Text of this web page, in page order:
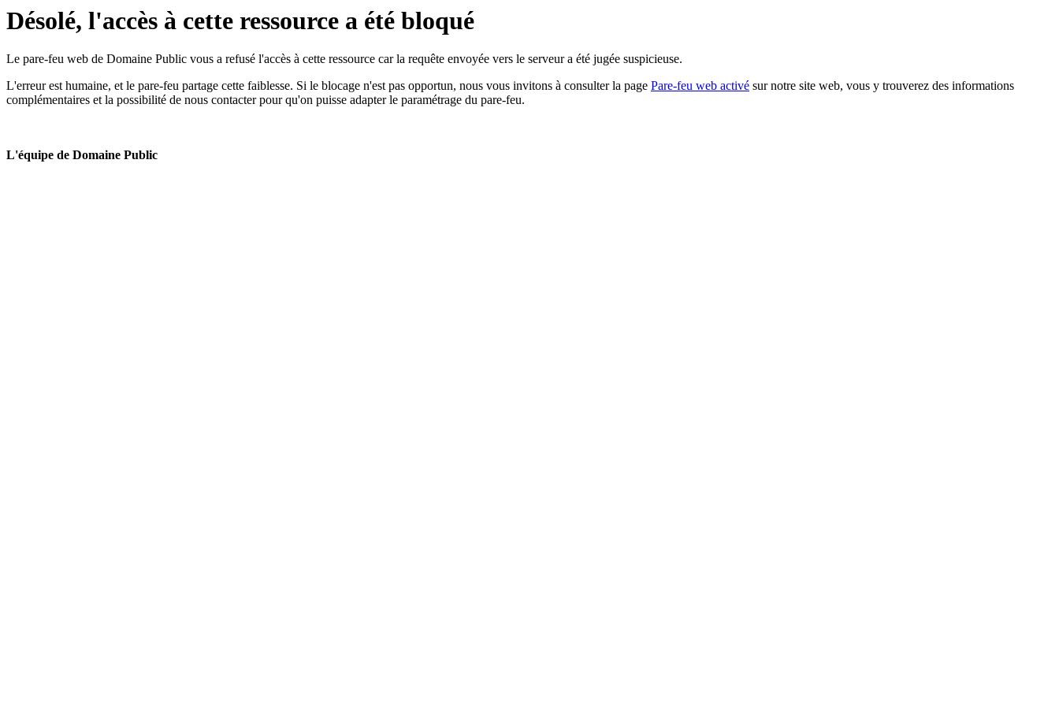
Désolé, l'accès à cette ressource a été bloqué
Le pare-feu web de Domaine Public vous a refusé l'accès à cette ressource car la requête envoyée vers le serveur a été jugée suspicieuse.
L'erreur est humaine, et le pare-feu partage cette faiblesse. Si le blocage n'est pas opportun, nous vous invitons à consulter la page Pare-feu web activé sur notre site web, vous y trouverez des informations
complémentaires et la possibilité de nous contacter pour qu'on puisse adapter le paramétrage du pare-feu.
L'équipe de Domaine Public